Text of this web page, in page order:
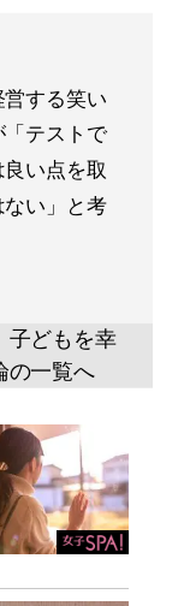
する笑い
テストで
い点を取
ない」と考
どもを幸
の一覧へ